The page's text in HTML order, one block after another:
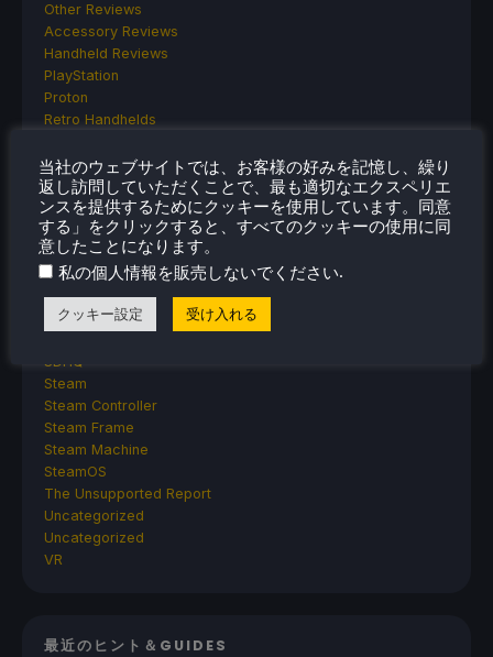
Other Reviews
Accessory Reviews
Handheld Reviews
PlayStation
Proton
Retro Handhelds
AYANEO
AYN
GPD
MagicX
MANGMI
Miyoo
Retroid
Rumors
SDHQ
Steam
Steam Controller
Steam Frame
Steam Machine
SteamOS
The Unsupported Report
Uncategorized
Uncategorized
VR
最近のヒント＆GUIDES
当社のウェブサイトでは、お客様の好みを記憶し、繰り
返し訪問していただくことで、最も適切なエクスペリエ
ンスを提供するためにクッキーを使用しています。同意
する」をクリックすると、すべてのクッキーの使用に同
意したことになります。
私の個人情報を販売しないでください.
クッキー設定 受け入れる